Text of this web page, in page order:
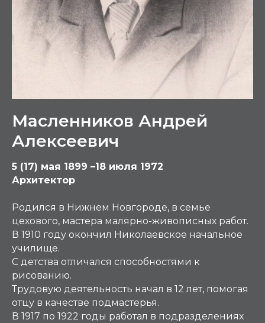
Масленников Андрей
Алексеевич
5 (17) мая 1899 –18 июля 1972
Архитектор
Родился в Нижнем Новгороде, в семье
цехового, мастера малярно-живописных работ.
В 1910 году окончил Николаевское начальное
училище.
С детства отличался способностями к
рисованию.
Трудовую деятельность начал в 12 лет, помогая
отцу в качестве подмастерья.
В 1917 по 1922 годы работал в подразделениях